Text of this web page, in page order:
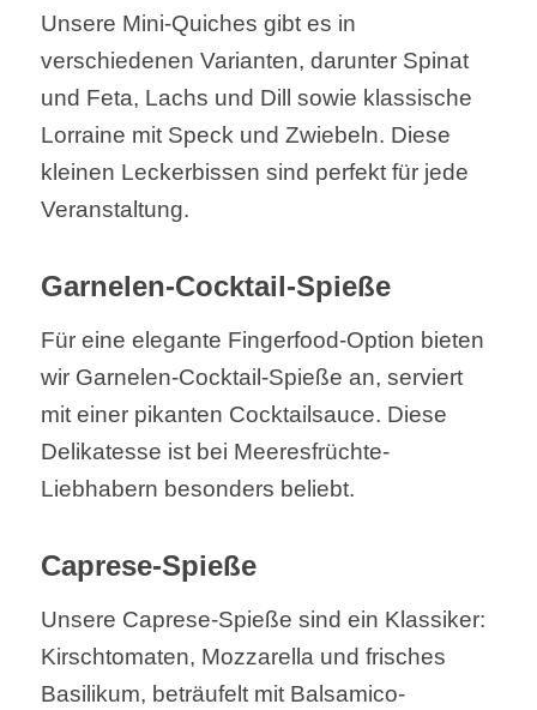
Unsere Mini-Quiches gibt es in
verschiedenen Varianten, darunter Spinat
und Feta, Lachs und Dill sowie klassische
Lorraine mit Speck und Zwiebeln. Diese
kleinen Leckerbissen sind perfekt für jede
Veranstaltung.
Garnelen-Cocktail-Spieße
Für eine elegante Fingerfood-Option bieten
wir Garnelen-Cocktail-Spieße an, serviert
mit einer pikanten Cocktailsauce. Diese
Delikatesse ist bei Meeresfrüchte-
Liebhabern besonders beliebt.
Caprese-Spieße
Unsere Caprese-Spieße sind ein Klassiker:
Kirschtomaten, Mozzarella und frisches
Basilikum, beträufelt mit Balsamico-